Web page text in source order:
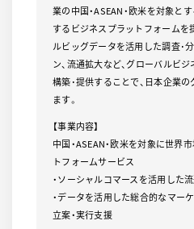
業の中国・ASEAN・欧米を対象と
するビジネスプラットフォームを
ルビッグデータを活用した調査･
ン、流通拡大など、グローバルビ
構築･提供することで、日本企業
ます。
【事業内容】
中国・ASEAN・欧米を対象に世界
トフォームサービス
・ソーシャルコマースを活用した
・データを活用した総合的なマー
立案・実行支援